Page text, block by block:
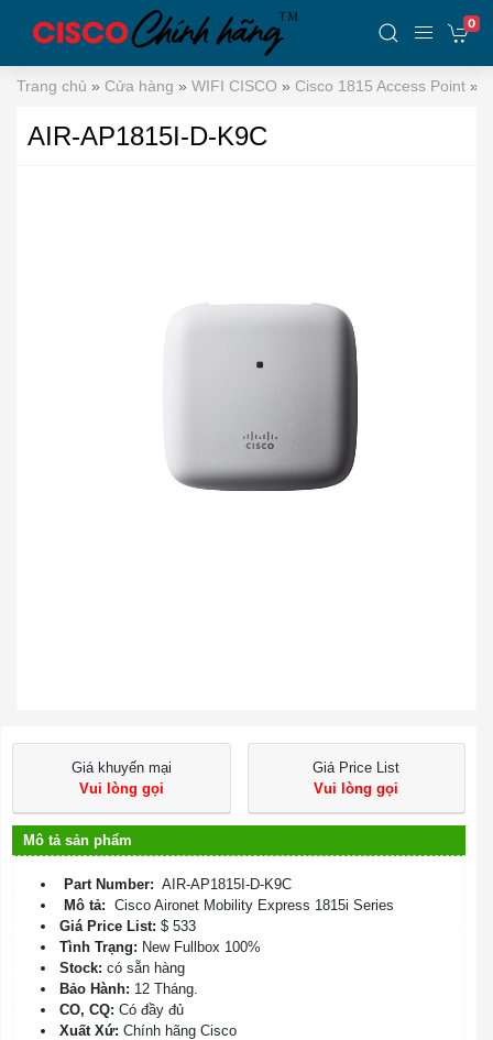
0
Trang chủ » Cửa hàng » WIFI CISCO » Cisco 1815 Access Point »
AIR-AP1815I-D-K9C
Giá khuyến mại
Vui lòng gọi
Giá Price List
Vui lòng gọi
Mô tả sản phẩm
Part Number: AIR-AP1815I-D-K9C
Mô tả: Cisco Aironet Mobility Express 1815i Series
Giá Price List: $ 533
Tình Trạng: New Fullbox 100%
Stock: có sẵn hàng
Bảo Hành: 12 Tháng.
CO, CQ: Có đầy đủ
Xuất Xứ: Chính hãng Cisco